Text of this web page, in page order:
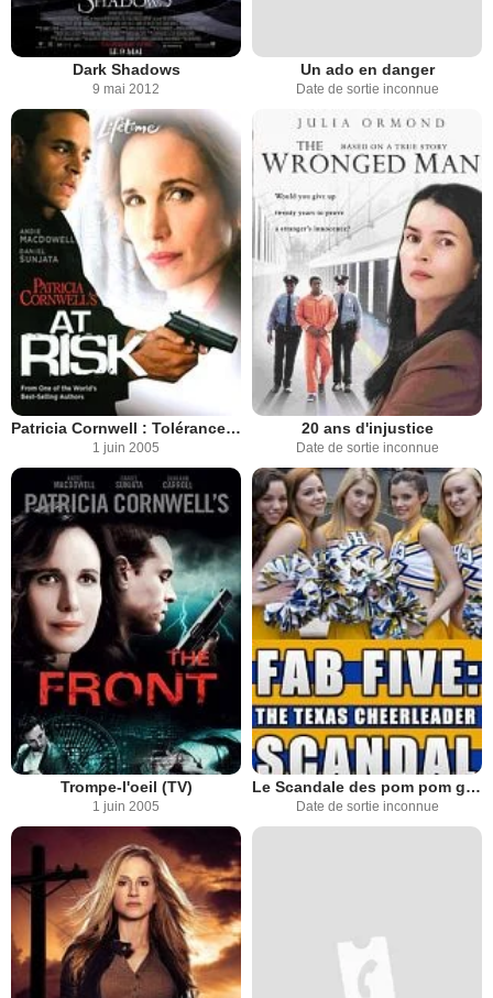
Dark Shadows
9 mai 2012
Un ado en danger
Date de sortie inconnue
Patricia Cornwell : Tolérance zéro
1 juin 2005
20 ans d'injustice
Date de sortie inconnue
Trompe-l'oeil (TV)
1 juin 2005
Le Scandale des pom pom girls
Date de sortie inconnue